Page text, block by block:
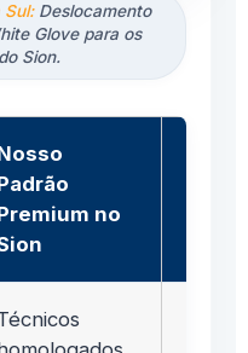
Sul:Deslocamento
Glove para os
Sion.
no